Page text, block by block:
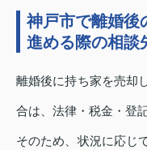
神戸市で離婚後
進める際の相談
離婚後に持ち家を売却
合は、法律・税金・登
そのため、状況に応じ